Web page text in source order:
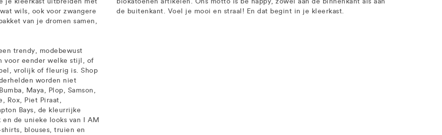
wils, ook voor zwangere
van je dromen samen,
trendy, modebewust
voor eender welke stijl, of
vrolijk of fleurig is. Shop
worden niet
Maya, Plop, Samson,
Rox, Piet Piraat,
Bays, de kleurrijke
de unieke looks van I AM
blouses, truien en
de buitenkant. Voel je mooi en straal! En dat begint in je kleerkast.